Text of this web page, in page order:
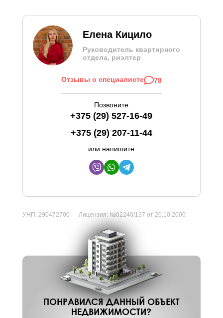
Елена Кицило
Руководитель квартирного
отдела, риэлтер
Отзывы о специалисте 78
Позвоните
+375 (29) 527-16-49
+375 (29) 207-11-44
или напишите
УНП: 290472700 Лицензия: №02240/137 от 20.10.2006
ПОНРАВИЛСЯ ДАННЫЙ ОБЪЕКТ
НЕДВИЖИМОСТИ?